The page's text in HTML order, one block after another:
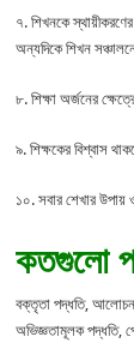
৭. শিখনকে
অন্যদিকে শিখন
৮. শিক্ষা অর্জনের
৯. শিক্ষকের বিশ্বাস
১০. সবার শেখার উপায়
কতগুলো
বক্তৃতা পদ্ধতি,
অভিজ্ঞতামূলক পদ্ধতি,